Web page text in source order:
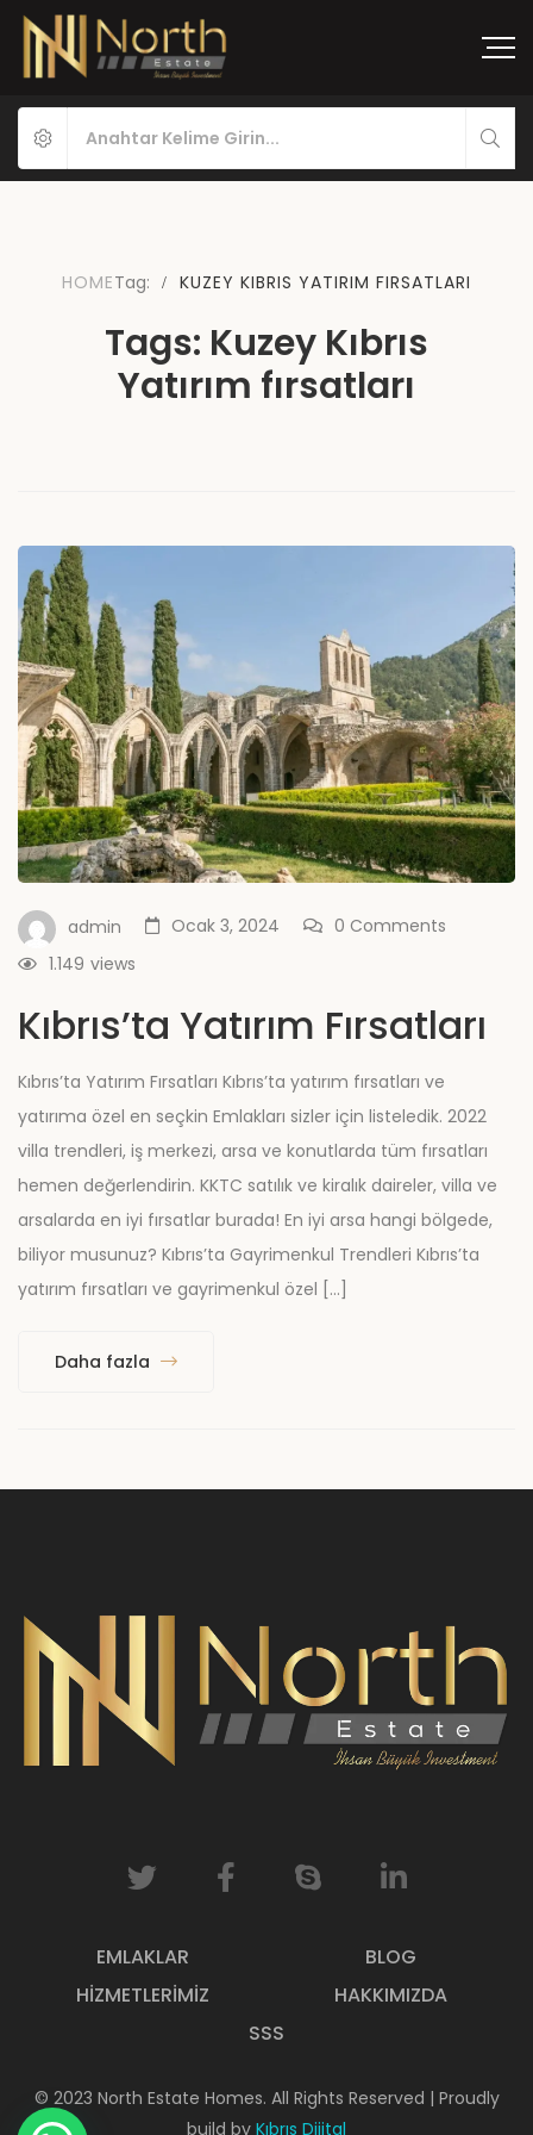
HOMETag: KUZEY KIBRIS YATIRIM FIRSATLARI
Tags: Kuzey Kıbrıs
Yatırım fırsatları
admin Ocak 3, 2024
0 Comments
views
1.149
Kıbrıs’ta Yatırım Fırsatları
Kıbrıs’ta Yatırım Fırsatları Kıbrıs’ta yatırım fırsatları ve
yatırıma özel en seçkin Emlakları sizler için listeledik. 2022
villa trendleri, iş merkezi, arsa ve konutlarda tüm fırsatları
hemen değerlendirin. KKTC satılık ve kiralık daireler, villa ve
arsalarda en iyi fırsatlar burada! En iyi arsa hangi bölgede,
biliyor musunuz? Kıbrıs’ta Gayrimenkul Trendleri Kıbrıs’ta
yatırım fırsatları ve gayrimenkul özel […]
Daha fazla
EMLAKLAR
BLOG
HIZMETLERIMIZ
HAKKIMIZDA
SSS
© 2023 North Estate Homes. All Rights Reserved | Proudly
build by Kıbrıs Dijital